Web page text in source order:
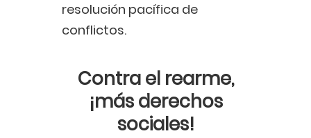
resolución pacífica de
conflictos.
Contra el rearme,
¡más derechos
sociales!